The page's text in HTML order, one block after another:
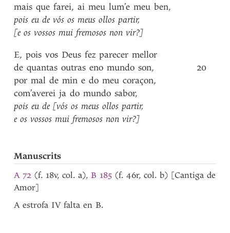
mais que farei, ai meu lum’e meu ben,
pois eu de vós os meus ollos partir,
[e os vossos mui fremosos non vir?]
E, pois vos Deus fez parecer mellor
de quantas outras eno mundo son,
por mal de min e do meu coraçon,
com’averei ja do mundo sabor,
pois eu de [vós os meus ollos partir,
e os vossos mui fremosos non vir?]
20
Manuscrits
A 72 (f. 18v, col. a),B 185 (f. 46r, col. b) [Cantiga de
Amor]
A estrofa IV falta en B.